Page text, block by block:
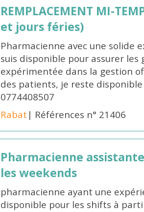
REMPLACEMENT MI-
et jours féries)
Pharmacienne avec une solide
suis disponible pour assurer les
expérimentée dans la gestion
des patients, je reste
0774408507
Rabat | Références n° 21406
Pharmacienne
les weekends
pharmacienne ayant une
disponible pour les shifts à